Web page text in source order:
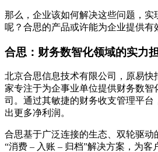
那么，企业该如何解决这些问题，实
呢？合思的产品或许能为企业提供有
合思：财务数智化领域的实力
北京合思信息技术有限公司，原易快
家专注于为企事业单位提供财务数智
司。通过其敏捷的财务收支管理平台
出更多净利润。
合思基于广泛连接的生态、双轮驱动
“消费 – 入账 – 归档”解决方案，为